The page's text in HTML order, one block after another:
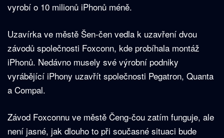
vyrobí o 10 milionů iPhonů méně.
Uzavírka ve městě Šen-čen vedla k uzavření dvou
závodů společnosti Foxconn, kde probíhala montáž
iPhonů. Nedávno musely své výrobní podniky
vyrábějící iPhony uzavřít společnosti Pegatron, Quanta
a Compal.
Závod Foxconnu ve městě Čeng-čou zatím funguje, ale
není jasné, jak dlouho to při současné situaci bude